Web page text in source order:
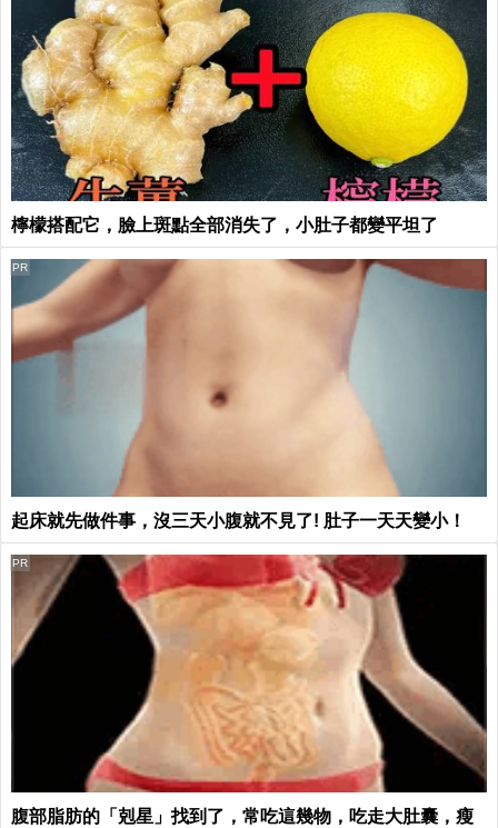
檸檬搭配它，臉上斑點全部消失了，小肚子都變平坦了
起床就先做件事，沒三天小腹就不見了! 肚子一天天變小！
PR
腹部脂肪的「剋星」找到了，常吃這幾物，吃走大肚囊，瘦
PR